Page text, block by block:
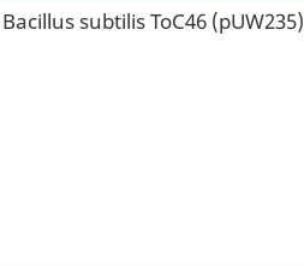
Bacillus subtilis ToC46 (pUW235)